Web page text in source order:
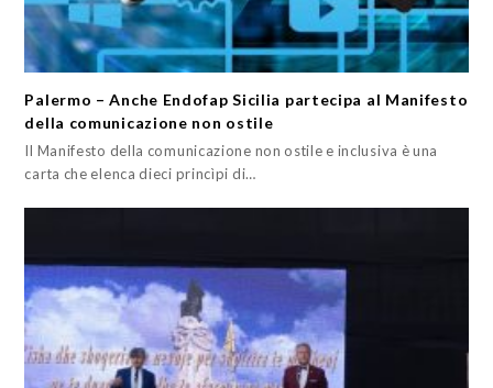
Palermo – Anche Endofap Sicilia partecipa al Manifesto
della comunicazione non ostile
Il Manifesto della comunicazione non ostile e inclusiva è una
carta che elenca dieci princìpi di…